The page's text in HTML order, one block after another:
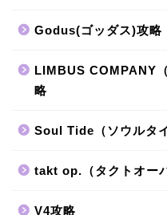
Godus(ゴッダス)攻略
LIMBUS COMPANY
略
Soul Tide（ソウルタ
takt op.（タクトオー
V4攻略